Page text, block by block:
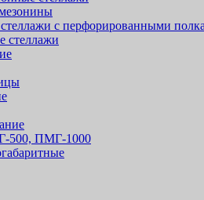
с перфорированными
стеллажи
500, ПМГ-1000